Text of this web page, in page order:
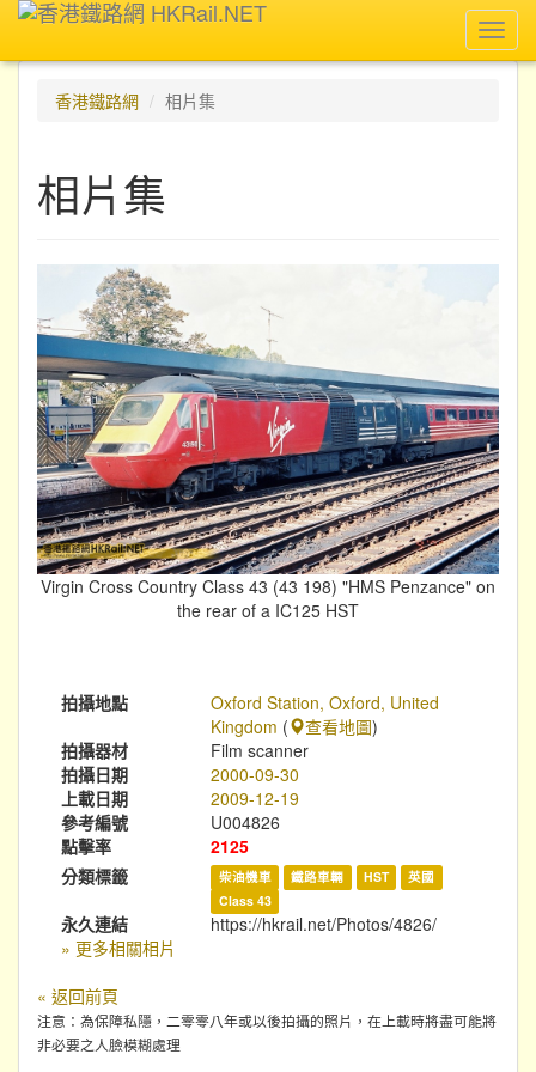
香港鐵路網
相片集
相片集
Virgin Cross Country Class 43 (43 198) "HMS Penzance" on
the rear of a IC125 HST
拍攝地點
Oxford Station, Oxford, United
Kingdom ( 查看地圖)
拍攝器材
Film scanner
拍攝日期
2000-09-30
上載日期
2009-12-19
參考編號
U004826
點擊率
2125
分類標籤
柴油機車 鐵路車輛 HST
英國
Class 43
永久連結
https://hkrail.net/Photos/4826/
» 更多相關相片
« 返回前頁
注意：為保障私隱，二零零八年或以後拍攝的照片，在上載時將盡可能將
非必要之人臉模糊處理